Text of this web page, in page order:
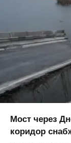
Мост через
коридор